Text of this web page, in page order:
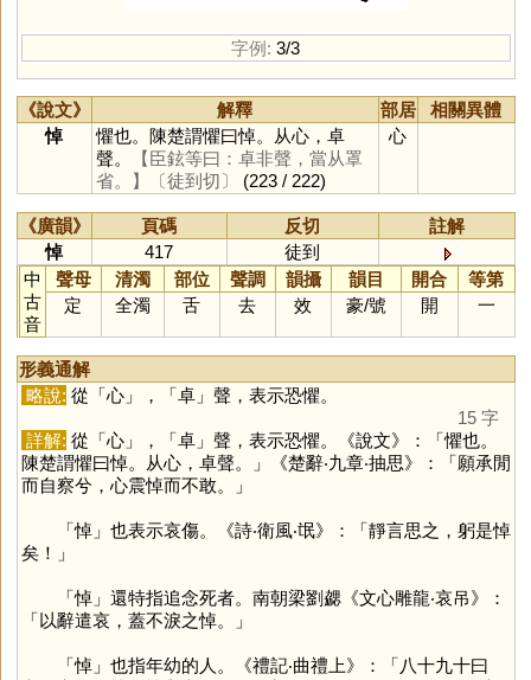
字例: 3/3
《說文》 解釋 部居
相關異體
悼
懼也。陳楚謂懼曰悼。从心，卓
聲。
【臣鉉等曰：卓非聲，當从罩
省。】
〔徒到切〕 (223 / 222)
心
《廣韻》 頁碼 反切
註解
悼
417
徒到
中
古
音
聲母 清濁 部位 聲調 韻攝 韻目 開合
等第
定
全濁 舌 去 效 豪/號 開 一
形義通解
略說: 從「心」，「卓」聲，表示恐懼。
15 字
詳解: 從「心」，「卓」聲，表示恐懼。《說文》：「懼也。
陳楚謂懼曰悼。从心，卓聲。」《楚辭‧九章‧抽思》：「願承閒
而自察兮，心震悼而不敢。」
「悼」也表示哀傷。《詩‧衛風‧氓》：「靜言思之，躬是悼
矣！」
「悼」還特指追念死者。南朝梁劉勰《文心雕龍‧哀吊》：
「以辭遣哀，蓋不淚之悼。」
「悼」也指年幼的人。《禮記‧曲禮上》：「八十九十曰